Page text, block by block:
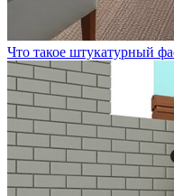
Что такое штукатурный